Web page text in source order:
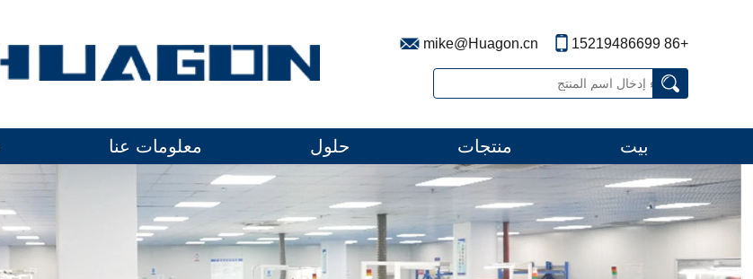
+86 15219486699
mike@Huagon.cn
بيت منتجات حلول معلومات عنا